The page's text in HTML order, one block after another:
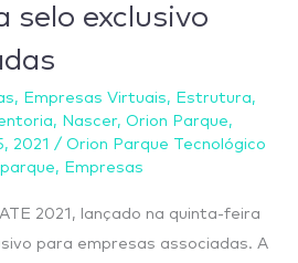
selo exclusivo
, Empresas Virtuais, Estrutura,
, Nascer, Orion Parque,
2021 / Orion Parque Tecnológico
, Empresas
2021, lançado na quinta-feira
para empresas associadas. A